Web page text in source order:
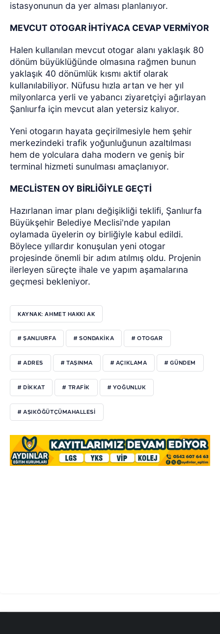
istasyonunun da yer alması planlanıyor.
MEVCUT OTOGAR İHTİYACA CEVAP VERMİYOR
Halen kullanılan mevcut otogar alanı yaklaşık 80
dönüm büyüklüğünde olmasına rağmen bunun
yaklaşık 40 dönümlük kısmı aktif olarak
kullanılabiliyor. Nüfusu hızla artan ve her yıl
milyonlarca yerli ve yabancı ziyaretçiyi ağırlayan
Şanlıurfa için mevcut alan yetersiz kalıyor.
Yeni otogarın hayata geçirilmesiyle hem şehir
merkezindeki trafik yoğunluğunun azaltılması
hem de yolculara daha modern ve geniş bir
terminal hizmeti sunulması amaçlanıyor.
MECLİSTEN OY BİRLİĞİYLE GEÇTİ
Hazırlanan imar planı değişikliği teklifi, Şanlıurfa
Büyükşehir Belediye Meclisi'nde yapılan
oylamada üyelerin oy birliğiyle kabul edildi.
Böylece yıllardır konuşulan yeni otogar
projesinde önemli bir adım atılmış oldu. Projenin
ilerleyen süreçte ihale ve yapım aşamalarına
geçmesi bekleniyor.
KAYNAK: AHMET HAKKI AK
# ŞANLIURFA # SONDAKIKA # OTOGAR
# ADRES # TAŞINMA # AÇIKLAMA # GÜNDEM
# DIKKAT # TRAFIK # YOĞUNLUK
# AŞIKÖĞÜTÇÜMAHALLESI